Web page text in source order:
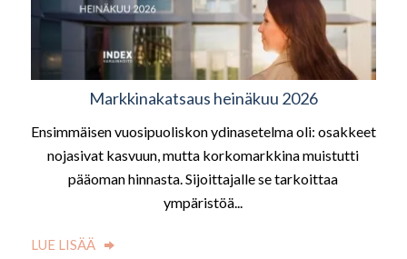
Markkinakatsaus heinäkuu 2026
Ensimmäisen vuosipuoliskon ydinasetelma oli: osakkeet
nojasivat kasvuun, mutta korkomarkkina muistutti
pääoman hinnasta. Sijoittajalle se tarkoittaa
ympäristöä...
LUE LISÄÄ